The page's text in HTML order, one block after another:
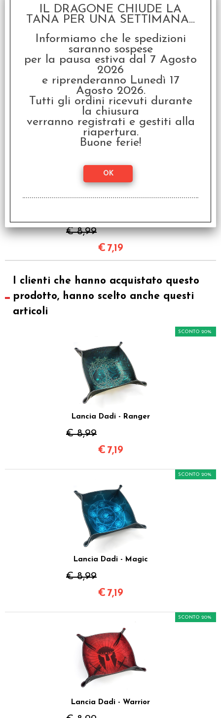
Lancia Dadi - D20
€ 8,99
SCONTO 20%
€7,19
€ 8,99
€ 7,19
I clienti che hanno acquistato questo
prodotto, hanno scelto anche questi
articoli
Lancia Dadi - Ranger
€ 8,99
SCONTO 20%
€ 7,19
Lancia Dadi - Magic
€ 8,99
SCONTO 20%
€ 7,19
Lancia Dadi - Warrior
SCONTO 20%
IL DRAGONE CHIUDE LA
TANA PER UNA SETTIMANA...
Informiamo che le spedizioni
saranno sospese
per la pausa estiva dal 7 Agosto
2026
e riprenderanno Lunedì 17
Agosto 2026.
Tutti gli ordini ricevuti durante
la chiusura
verranno registrati e gestiti alla
riapertura.
Buone ferie!